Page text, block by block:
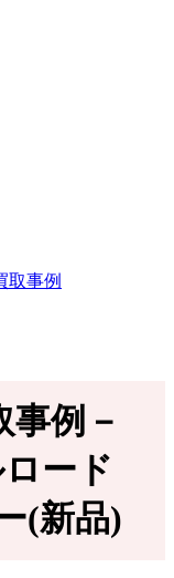
取事例
事例－
ード
(新品)